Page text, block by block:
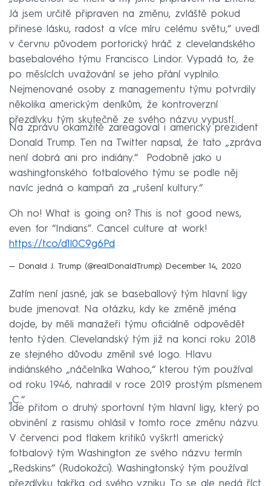
Já jsem určitě připraven na změnu, zvláště pokud
přinese lásku, radost a více míru celému světu,“ uvedl
v červnu původem portorický hráč z clevelandského
basebalového týmu Francisco Lindor. Vypadá to, že
po měsících uvažování se jeho přání vyplnilo.
Nejmenované osoby z managementu týmu potvrdily
několika americkým deníkům, že kontroverzní
přezdívku tým skutečně ze svého názvu vypustí.
Na zprávu okamžitě zareagoval i americký prezident
Donald Trump. Ten na Twitter napsal, že tato „zpráva
není dobrá ani pro indiány.“ Podobně jako u
washingtonského fotbalového týmu se podle něj
navíc jedná o kampaň za „rušení kultury.“
Oh no! What is going on? This is not good news,
even for “Indians”. Cancel culture at work!
https://t.co/d1l0C9g6Pd
— Donald J. Trump (@realDonaldTrump) December 14, 2020
Zatím není jasné, jak se baseballový tým hlavní ligy
bude jmenovat. Na otázku, kdy ke změně jména
dojde, by měli manažeři týmu oficiálně odpovědět
tento týden. Clevelandský tým již na konci roku 2018
ze stejného důvodu změnil své logo. Hlavu
indiánského „náčelníka Wahoo,“ kterou tým používal
od roku 1946, nahradil v roce 2019 prostým písmenem
„C.“
Jde přitom o druhý sportovní tým hlavní ligy, který po
obvinění z rasismu ohlásil v tomto roce změnu názvu.
V červenci pod tlakem kritiků vyškrtl americký
fotbalový tým Washington ze svého názvu termín
„Redskins“ (Rudokožci). Washingtonský tým používal
přezdívku takřka od svého vzniku. To se ale nedá říct